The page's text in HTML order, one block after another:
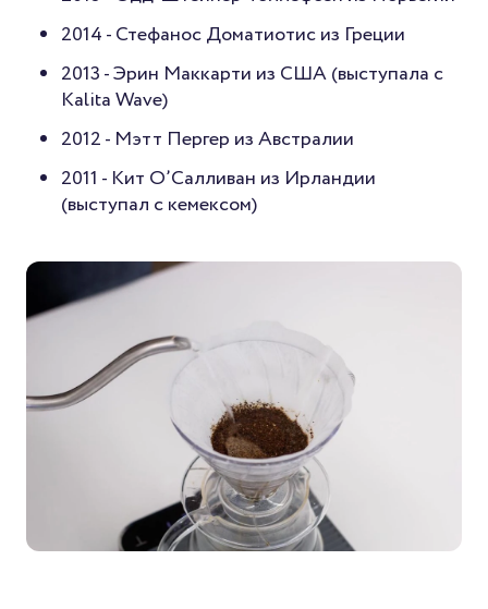
2014 - Стефанос Доматиотис из Греции
2013 - Эрин Маккарти из США (выступала с
Kalita Wave)
2012 - Мэтт Пергер из Австралии
2011 - Кит О’Салливан из Ирландии
(выступал с кемексом)